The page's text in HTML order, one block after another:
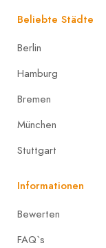
Beliebte Städte
Berlin
Hamburg
Bremen
München
Stuttgart
Informationen
Bewerten
FAQ`s